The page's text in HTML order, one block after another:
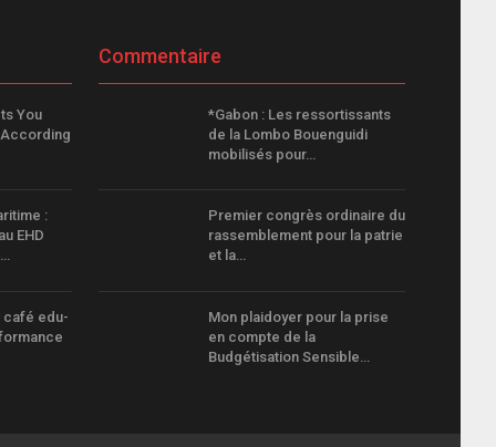
You
According
:
EHD
café edu-
Commentaire
*Gabon : Les ressortissants
de la Lombo Bouenguidi
mobilisés pour…
Premier congrès ordinaire du
rassemblement pour la patrie
et la…
Mon plaidoyer pour la prise
en compte de la
Budgétisation Sensible…